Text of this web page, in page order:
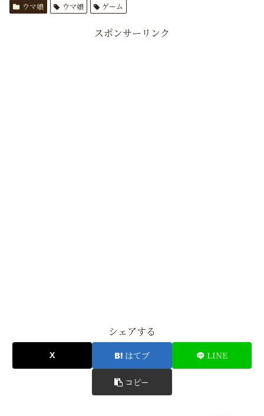
ウマ娘 ウマ娘 ゲーム
スポンサーリンク
シェアする
はてブ LINE
コピー